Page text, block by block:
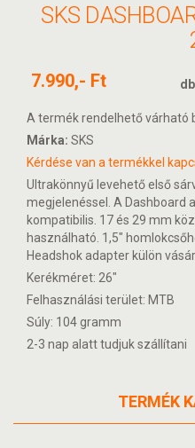
SKS
7.990,- Ft
A termék rendelhető várható
Márka: SKS
Kérdése van a termékkel
Ultrakönnyű levehető első
megjelenéssel. A Dashboard
kompatibilis. 17 és 29 mm
használható. 1,5"
Headshok adapter külön
Kerékméret: 26"
Felhasználási terület: MTB
Súly: 104 gramm
2-3 nap alatt tudjuk szállítani
TERMÉK